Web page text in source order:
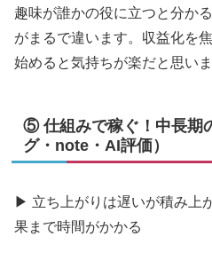
趣味が誰かの役に立つと分か
がまるで違います。収益化を
始めると気持ちが楽だと思いま
⑤ 仕組みで稼ぐ！中長期
グ・note・AI評価）
▶ 立ち上がりは遅いが積み上
果まで時間がかかる